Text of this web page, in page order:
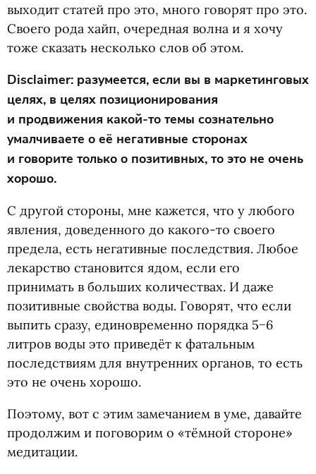
выходит статей про это, много говорят про это.
Своего рода хайп, очередная волна и я хочу
тоже сказать несколько слов об этом.
Disclaimer: разумеется, если вы в маркетинговых
целях, в целях позиционирования
и продвижения какой-то темы сознательно
умалчиваете о её негативные сторонах
и говорите только о позитивных, то это не очень
хорошо.
С другой стороны, мне кажется, что у любого
явления, доведенного до какого-то своего
предела, есть негативные последствия. Любое
лекарство становится ядом, если его
принимать в больших количествах. И даже
позитивные свойства воды. Говорят, что если
выпить сразу, единовременно порядка 5−6
литров воды это приведёт к фатальным
последствиям для внутренних органов, то есть
это не очень хорошо.
Поэтому, вот с этим замечанием в уме, давайте
продолжим и поговорим о «тёмной стороне»
медитации.